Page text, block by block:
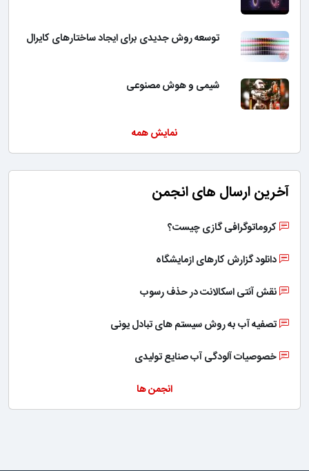
توسعه روش جدیدی برای ایجاد ساختارهای کایرال
شیمی و هوش مصنوعی
نمایش همه
آخرین ارسال های انجمن
کروماتوگرافی گازی چیست؟
دانلود گزارش کارهای ازمایشگاه
نقش آنتی اسکالانت در حذف رسوب
تصفیه آب به روش سیستم های تبادل یونی
خصوصیات آلودگی آب صنایع تولیدی
انجمن ها